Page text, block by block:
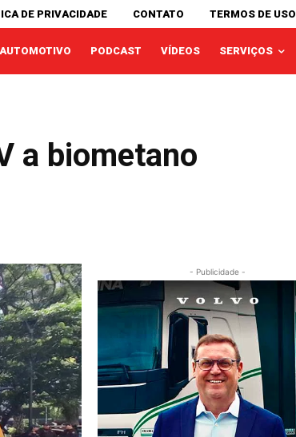
DE PRIVACIDADE CONTATO TERMOS DE USO
PODCAST VÍDEOS SERVIÇOS
a biometano
- Publicidade -